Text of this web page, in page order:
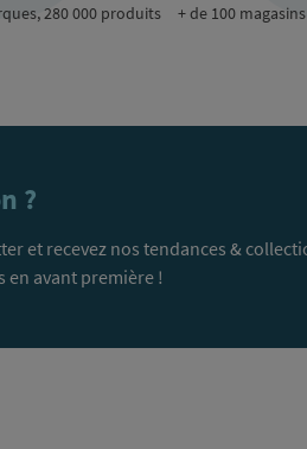
280 000 produits + de 100
?
et recevez nos tendances &
en avant première !